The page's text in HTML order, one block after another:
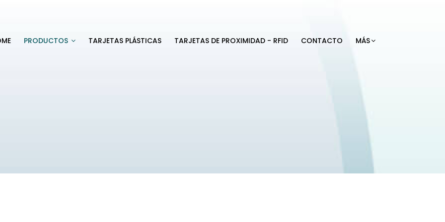
PRODUCTOS TARJETAS PLÁSTICAS TARJETAS DE PROXIMIDAD - RFID CONTACTO MÁS